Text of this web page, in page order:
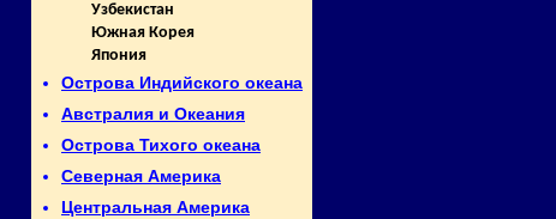
Узбекистан
Южная Корея
Япония
Острова Индийского океана
Австралия и Океания
Острова Тихого океана
Северная Америка
Центральная Америка